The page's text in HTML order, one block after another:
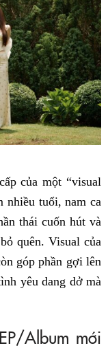
của một “visual
nhiều tuổi, nam ca
thái cuốn hút và
quên. Visual của
góp phần gợi lên
yêu dang dở mà
Album mới